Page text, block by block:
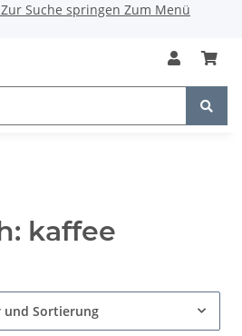
Zur Suche springen Zum Menü
kaffee
und Sortierung